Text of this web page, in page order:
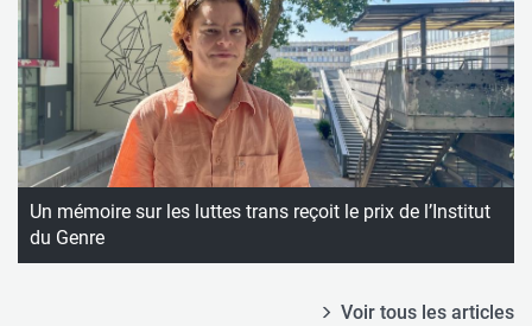
Un mémoire sur les luttes trans reçoit le prix de l’Institut
du Genre
Voir tous les articles